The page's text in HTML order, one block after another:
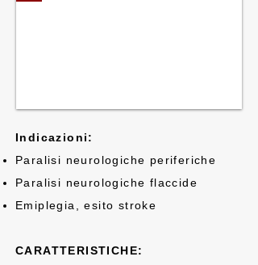
Indicazioni:
Paralisi neurologiche periferiche
Paralisi neurologiche flaccide
Emiplegia, esito stroke
CARATTERISTICHE: